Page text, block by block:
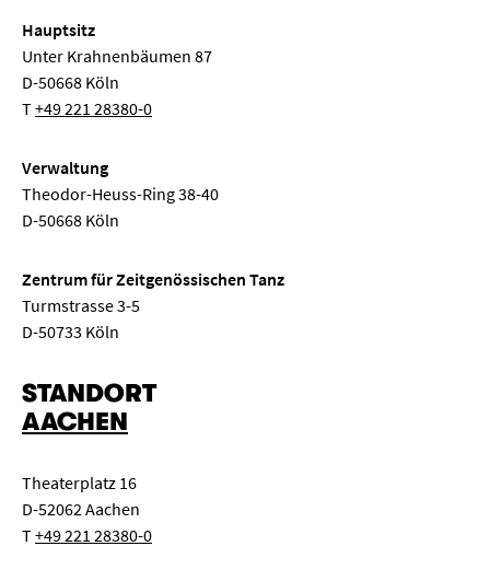
Hauptsitz
Unter Krahnenbäumen 87
D-50668 Köln
T+49 221 28380-0
Verwaltung
Theodor-Heuss-Ring 38-40
D-50668 Köln
Zentrum für Zeitgenössischen Tanz
Turmstrasse 3-5
D-50733 Köln
STANDORT
AACHEN
Theaterplatz 16
D-52062 Aachen
T+49 221 28380-0